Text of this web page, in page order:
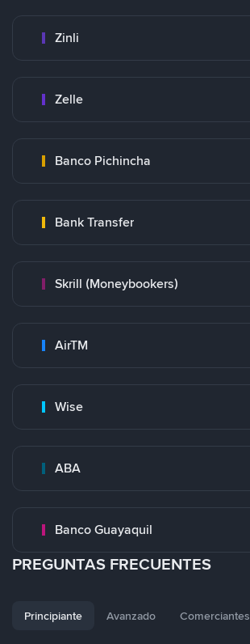
Zinli
Zelle
Banco Pichincha
Bank Transfer
Skrill (Moneybookers)
AirTM
Wise
ABA
Banco Guayaquil
PREGUNTAS FRECUENTES
Principiante Avanzado Comerciantes